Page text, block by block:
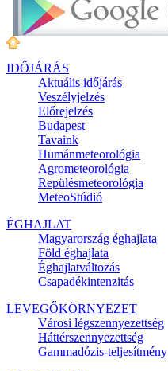
IDŐJÁRÁS
Aktuális időjárás
Veszélyjelzés
Előrejelzés
Budapest
Tavaink
Humánmeteorológia
Agrometeorológia
Repülésmeteorológia
MeteoStúdió
ÉGHAJLAT
Magyarország éghajlata
Föld éghajlata
Éghajlatváltozás
Csapadékintenzitás
LEVEGŐKÖRNYEZET
Városi légszennyezettség
Háttérszennyezettség
Gammadózis-teljesítmény